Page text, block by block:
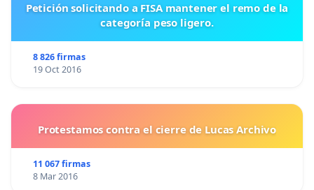
Petición solicitando a FISA mantener el remo de la
categoría peso ligero.
8 826 firmas
19 Oct 2016
Protestamos contra el cierre de Lucas Archivo
11 067 firmas
8 Mar 2016